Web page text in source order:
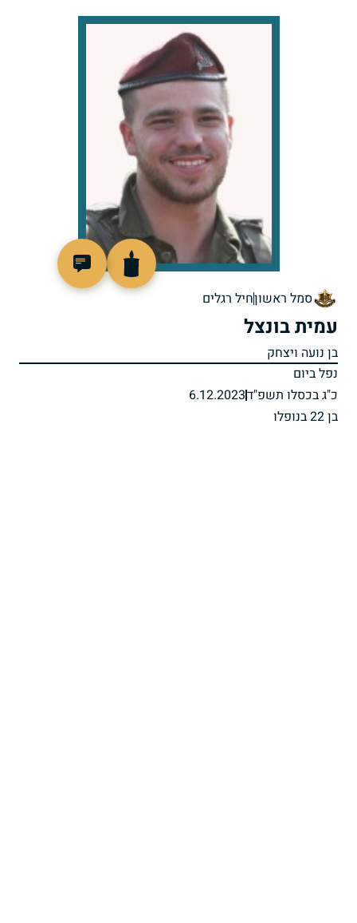
סמל ראשוןחיל רגלים
עמית בונצל
בן נועה ויצחק
נפל ביום
כ"ג בכסלו תשפ"ד6.12.2023
בן 22 בנופלו